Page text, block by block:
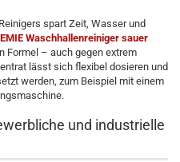
spart Zeit, Wasser und
Waschhallenreiniger sauer
Formel – auch gegen extrem
lässt sich flexibel dosieren und
werden, zum Beispiel mit einem
und industrielle